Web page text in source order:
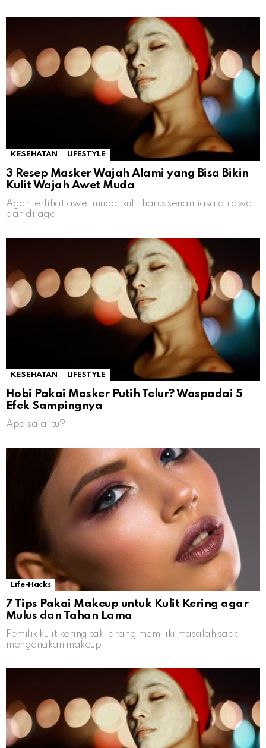
KESEHATAN LIFESTYLE
3 Resep Masker Wajah Alami yang Bisa Bikin
Kulit Wajah Awet Muda
Agar terlihat awet muda, kulit harus senantiasa dirawat
dan dijaga
KESEHATAN LIFESTYLE
Hobi Pakai Masker Putih Telur? Waspadai 5
Efek Sampingnya
Apa saja itu?
Life-Hacks
7 Tips Pakai Makeup untuk Kulit Kering agar
Mulus dan Tahan Lama
Pemilik kulit kering tak jarang memiliki masalah saat
mengenakan makeup